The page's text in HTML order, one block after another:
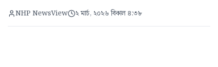
NHP NewsView ২ মার্চ, ২০২৬ বিকাল ৪:৩৮